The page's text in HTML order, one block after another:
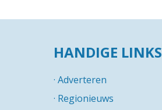
HANDIGE LINKS
· Adverteren
· Regionieuws